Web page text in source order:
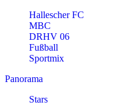
Hallescher FC
MBC
DRHV 06
Fußball
Sportmix
Panorama
Stars